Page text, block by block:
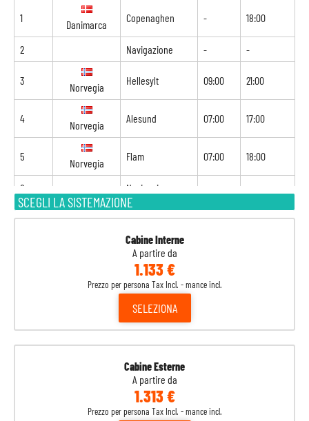
SCEGLI LA SISTEMAZIONE
Cabine Interne
A partire da
1.133 €
Prezzo per persona Tax Incl. - mance incl.
SELEZIONA
Cabine Esterne
A partire da
1.313 €
Prezzo per persona Tax Incl. - mance incl.
1
Danimarca
Copenaghen - 18:00
2 Navigazione - -
3
Norvegia
Hellesylt 09:00 21:00
4
Norvegia
Alesund 07:00 17:00
5
Norvegia
Flam 07:00 18:00
6 Navigazione
7 Kiel 09:00 19:00
Copenaghen